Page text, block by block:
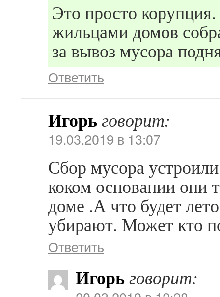
Это просто
жильцами домов
за вывоз мусора
Ответить
Игорьговорит:
19.03.2019 в 13:07
Сбор мусора
коком основании они
доме .А что будет
убирают. Может кто
Ответить
Игорьговорит: